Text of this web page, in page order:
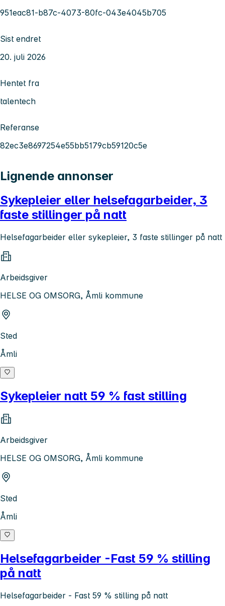
951eac81-b87c-4073-80fc-043e4045b705
Sist endret
20. juli 2026
Hentet fra
talentech
Referanse
82ec3e8697254e55bb5179cb59120c5e
Lignende annonser
Sykepleier eller helsefagarbeider, 3
faste stillinger på natt
Helsefagarbeider eller sykepleier, 3 faste stillinger på natt
Arbeidsgiver
HELSE OG OMSORG, Åmli kommune
Sted
Åmli
Sykepleier natt 59 % fast stilling
Arbeidsgiver
HELSE OG OMSORG, Åmli kommune
Sted
Åmli
Helsefagarbeider -Fast 59 % stilling
på natt
Helsefagarbeider - Fast 59 % stilling på natt